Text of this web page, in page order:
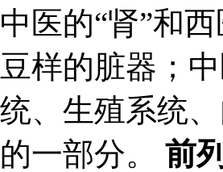
中医的“肾”和
豆样的脏器；
统、生殖系统
的一部分。 前